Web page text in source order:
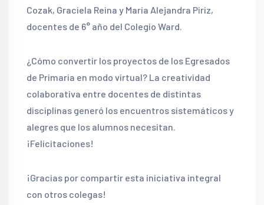
Cozak, Graciela Reina y María Alejandra Piriz,
docentes de 6° año del Colegio Ward.
¿Cómo convertir los proyectos de los Egresados
de Primaria en modo virtual? La creatividad
colaborativa entre docentes de distintas
disciplinas generó los encuentros sistemáticos y
alegres que los alumnos necesitan.
¡Felicitaciones!
¡Gracias por compartir esta iniciativa integral
con otros colegas!